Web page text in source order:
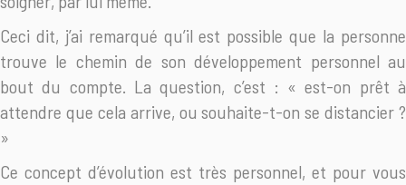
Ceci dit, j’ai remarqué qu’il est possible que la personne
trouve le chemin de son développement personnel au
bout du compte. La question, c’est : « est-on prêt à
attendre que cela arrive, ou souhaite-t-on se distancier ?
»
Ce concept d’évolution est très personnel, et pour vous